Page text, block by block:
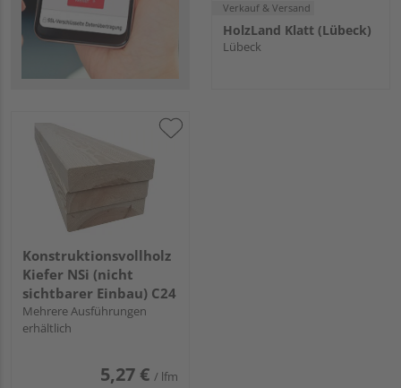
Verkauf & Versand
HolzLand Klatt (Lübeck)
Lübeck
Konstruktionsvollholz
Kiefer NSi (nicht
sichtbarer Einbau) C24
Mehrere Ausführungen
erhältlich
5,27 € / lfm